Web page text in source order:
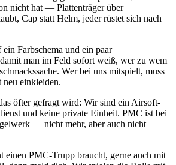
nicht hat — Plattenträger über
Cap statt Helm, jeder rüstet sich nach
Farbschema und ein paar
man im Feld sofort weiß, wer zu wem
Wer bei uns mitspielt, muss
neu einkleiden.
öfter gefragt wird: Wir sind ein Airsoft-
und keine private Einheit. PMC ist bei
— nicht mehr, aber auch nicht
einen PMC-Trupp braucht, gerne auch mit